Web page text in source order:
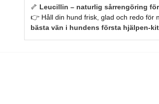
🦴 Leucillin – naturlig sårrengöring
👉 Håll din hund frisk, glad och redo för
bästa vän i hundens första hjälpen-